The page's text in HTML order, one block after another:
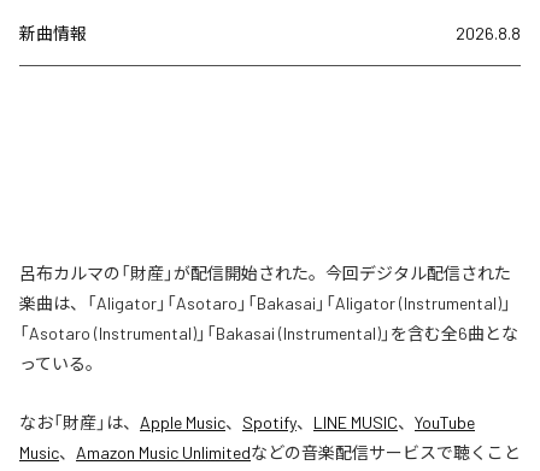
新曲情報 2026.8.8
呂布カルマの「財産」が配信開始された。今回デジタル配信された
楽曲は、「Aligator」「Asotaro」「Bakasai」「Aligator (Instrumental)」
「Asotaro (Instrumental)」「Bakasai (Instrumental)」を含む全6曲とな
っている。
なお「財産」は、 Apple Music、 Spotify、 LINE MUSIC、 YouTube
Music、 Amazon Music Unlimitedなどの音楽配信サービスで聴くこと